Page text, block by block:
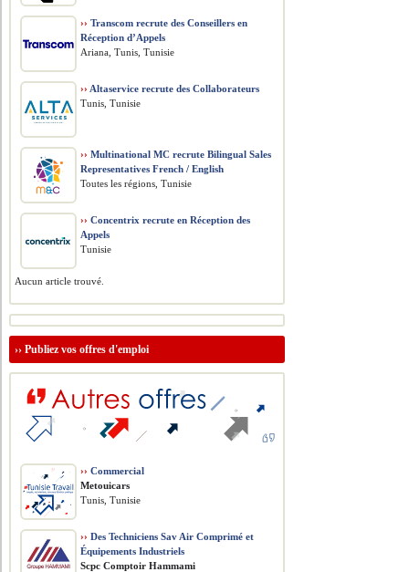
›› Transcom recrute des Conseillers en
Réception d’Appels
Ariana, Tunis, Tunisie
›› Altaservice recrute des Collaborateurs
Tunis, Tunisie
›› Multinational MC recrute Bilingual Sales
Representatives French / English
Toutes les régions, Tunisie
›› Concentrix recrute en Réception des
Appels
Tunisie
Aucun article trouvé.
››Publiez vos offres d'emploi
›› Commercial
Metouicars
Tunis, Tunisie
›› Des Techniciens Sav Air Comprimé et
Équipements Industriels
Scpc Comptoir Hammami